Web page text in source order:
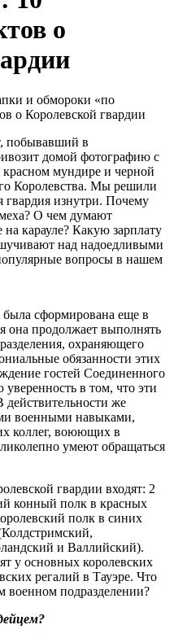
о
и обмороки «по
о Королевской гвардии
побывавший в
домой фотографию с
мундире и черной
Королевства. Мы решили
гвардия изнутри. Почему
О чем думают
карауле? Какую зарплату
над надоедливыми
вопросы в нашем
была сформирована еще в
она продолжает выполнять
охраняющего
обязанности этих
гостей Соединенного
в том, что эти
же
военными навыками,
коллег, воюющих в
умеют обращаться
гвардии входят: 2
конный полк в красных
полк в синих
и Валлийский).
у основных королевских
регалий в Тауэре. Что
военном подразделении?